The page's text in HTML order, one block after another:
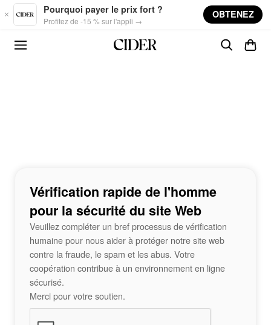
Skip to main content
Pourquoi payer le prix fort ?
Profitez de -15 % sur l'appli →
OBTENEZ
Vérification rapide de l'homme
pour la sécurité du site Web
Veuillez compléter un bref processus de vérification
humaine pour nous aider à protéger notre site web
contre la fraude, le spam et les abus. Votre
coopération contribue à un environnement en ligne
sécurisé.
Merci pour votre soutien.